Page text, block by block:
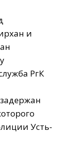
и
РгК
Усть-